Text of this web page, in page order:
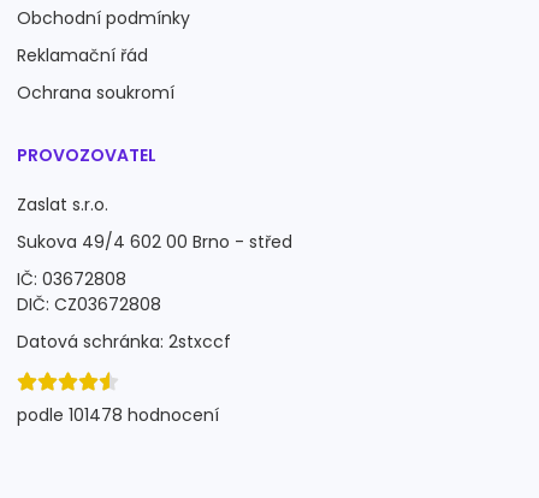
Obchodní podmínky
Reklamační řád
Ochrana soukromí
PROVOZOVATEL
Zaslat s.r.o.
Sukova 49/4 602 00 Brno - střed
IČ: 03672808
DIČ: CZ03672808
Datová schránka: 2stxccf
podle 101478 hodnocení